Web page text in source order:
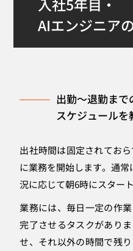
AIエンジニア
出勤～退勤まで
スケジュールを
出社時間は固定されてお
に業務を開始します。通
況に応じて朝6時にスター
業務には、毎日一定の作
完了させるタスクがあり
せ、それ以外の時間で残